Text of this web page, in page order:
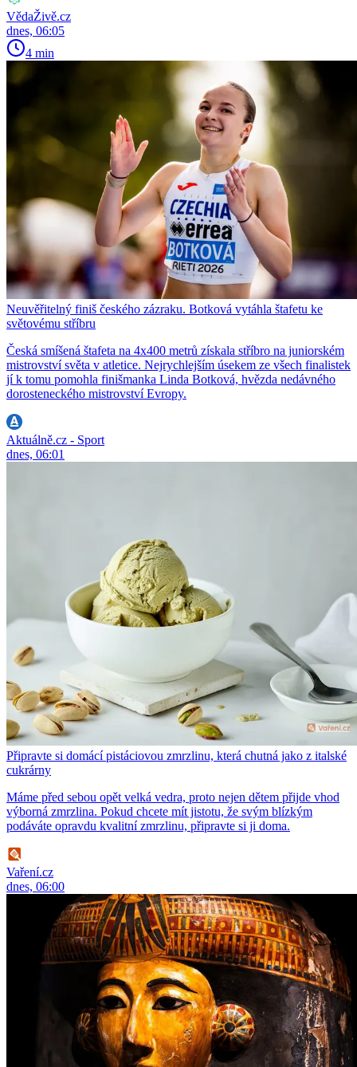
VědaŽivě.cz
dnes, 06:05
4 min
Neuvěřitelný finiš českého zázraku. Botková vytáhla štafetu ke
světovému stříbru
Česká smíšená štafeta na 4x400 metrů získala stříbro na juniorském
mistrovství světa v atletice. Nejrychlejším úsekem ze všech finalistek
jí k tomu pomohla finišmanka Linda Botková, hvězda nedávného
dorosteneckého mistrovství Evropy.
Aktuálně.cz - Sport
dnes, 06:01
Připravte si domácí pistáciovou zmrzlinu, která chutná jako z italské
cukrárny
Máme před sebou opět velká vedra, proto nejen dětem přijde vhod
výborná zmrzlina. Pokud chcete mít jistotu, že svým blízkým
podáváte opravdu kvalitní zmrzlinu, připravte si ji doma.
Vaření.cz
dnes, 06:00